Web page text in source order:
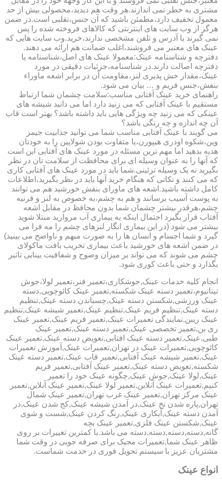
مشتری به خطر نمی اندازند.هر وقت هم دیدید،محصولی بیش از حد
معمول تخفیف دارد،مطمئن باشید که آن جنس،تقلبی است.در ضمن
هرگز از وب سایت های اینترنتی که کالاهای فروخته شده را پس
نمی گیرند یا آدرس و تلفن مشخصی ندارند،خرید.وب سایت هایی که
عینک های معتبر می فروشند،اغلب ضمانت هم ارائه می دهند.
دفترچه و شناسنامه عینک:معمولا عینک های اصل،شناسنامه یا
دفترچه اصالت دارند.در شناسنامه،جزئیات دقیقی در مورد
عینک،مقدار خش پذیری لنز،مقاومت آن در برابر اشعه ماوراء
بنفش،جنس فریم و … بیان می شود.
راهنمای خرید عینک آفتابی مناسب:سلامت چشمان شما ارتباط
مستقیم با عینک آفتابی که می زنید دارد اما می دانید شیشه های
عینکی که می زنید چه ویژگی هایی باید داشته باشد؟ بهتر است قاب
آن چه اندازه و چه رنگی باشد؟
می گویند با عینک آفتابی مناسب شما می توانید جذابیت جیمز
وین،شکوه اودری هیپورن،یا متفاوت بودن شولاپین را به خودتان
هدیه بدهید اما مهم ترین مسئله در مورد عینک های آفتابی این است
که آنها را به عنوان وسیله ای برای محافظت از سلامت تان در نظر
بگیرید نه یک وسیله تزئینی.شما باید در مورد عینک های آفتابی کاری
که می کنند و نکاتی که هنگام خرید آنها باید در نظر بگیرید،اطلاعات
کامل داشته باشید.اشعه های ماورای بنفش خورشید هم می توانند
به پوست آسیب برسانند و هم به چشم،به خصوص به لنز و قرنیه
چشم،هرقدر بیشتر چشمان شما بدون محافظ در مقابل اشعه
آفتاب قرار بگیرد احتمال اینکه به بیماری آب مروارید مبتلا شوید
بیشتر می شود (در این بیماری انگار لنزهای چشم را مه فرا می
گیرد و شما اجسام و انسان ها را به صورت مبهم و ناواضح می بینید)
در ضمن اشعه های خورشید باعث بیماری تخریب بافت ماکولای
چشم می شوند که می تواند بر میزان وضوح و شفافیت بینایی تاثیر
بگذارد و حتی باعث کوری شود.
انجام کلیه خدمات عینک,جوشکاری،تعمیر فنر،تعمیر لولا،جوش
تیتانیوم،تعمیر دسته عینک شکسته,تعمیر عینک کائوچویی,دسته
عینک ورزشی,شکستن دسته عینک,چسباندن دسته عینک,تنظیم
دسته عینک,تنظیم فریم عینک,تنظیم عینک,تعمیر شیشه عینک,تنظیم
عینک ریبن,نمایندگی تعمیرات عینک,تعمیر فریم عینک,تعمیر عینک
ری بن,تعمیر تخصصی عینک,تعمیر دسته عینک,تعمیر عینک
طبی,عینک,تعمیر دسته عینک افتابی,تعویض دسته عینک,تعمیر عینک
کائوچویی,تعمیرات عینک در تهران,تعمیرات عینک,آموزش تعمیرات
عینک,تعمیر شیشه عینک آفتابی,تعمیر قاب عینک,تعمیر دسته عینک
شکسته,تعویض دسته عینک,تعمیر عینک آفتابی,تعمیر فریم
عینک,لولا عینک,جوش عینک,چگونه عینک خود را تعمیر
کنیم,تعمیرات عینک آنلاین,تعمیر لولا عینک,تعمیر عینک آنلاین,تعمیر
عینک مرکز تهران,تعمیر عینک غرب تهران,تعمیر عینک شمال
تهران,پاره شدن نخ عینک,در آمدن شیشه عینک,کج شدن عینک,در
آمدن دسته عینک,آبکاری عینک,رنگ کردن عینک,شست و شوی
عینک,شکستن عینک فلزی,تعمیر عینک بچه
گانه,دسته,دسته,دسته,دسته می باشد.با کمترین تغییرات بر روی
ظاهر عینک شما,تعمیرات مجیک برای صرفه جویی در وقت شما
مشتریان عزیز با سیستم تحویل فوری در خدمت شماست.
انواع عینک